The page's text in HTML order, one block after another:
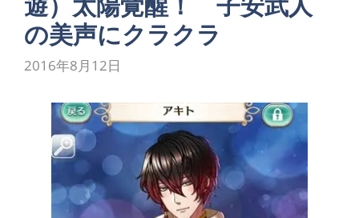
の美声にクラクラ
2016年8月12日